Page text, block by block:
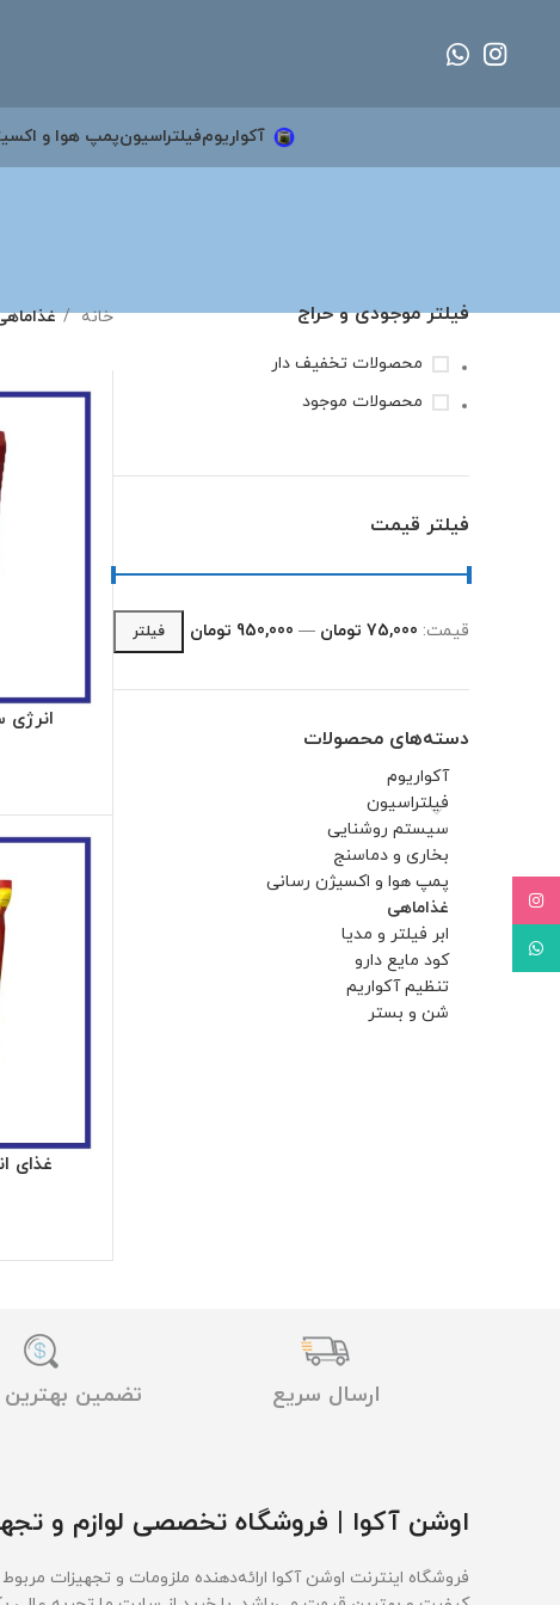
آکواریومفیلتراسیونپمپ هوا و
فیلتر موجودی و حراج
محصولات تخفیف دار
محصولات موجود
فیلتر قیمت
فیلتر قیمت: 75,000 تومان — 950,000 تومان
دسته‌های محصولات
آکواریوم
فیلتراسیون
سیستم روشنایی
بخاری و دماسنج
پمپ هوا و اکسیژن رسانی
غذاماهی
ابر فیلتر و مدیا
کود مایع دارو
تنظیم آکواریم
شن و بستر
خانه
انرژی
غذای
ارسال سریع تضمین
اوشن آکوا | فروشگاه تخصصی لوازم و
فروشگاه اینترنت اوشن آکوا ارائه‌دهنده ملزومات و تجهیزات
Instagram
WhatsApp